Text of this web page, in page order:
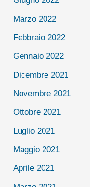
Marzo 2022
Febbraio 2022
Gennaio 2022
Dicembre 2021
Novembre 2021
Ottobre 2021
Luglio 2021
Maggio 2021
Aprile 2021